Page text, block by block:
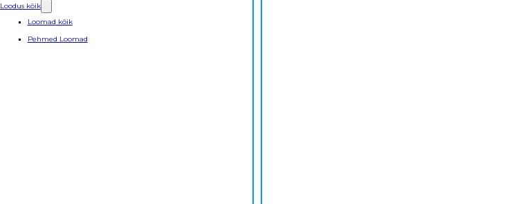
Loodus kõik
Loomad kõik
Pehmed Loomad